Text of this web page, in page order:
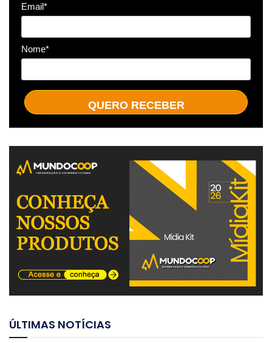
Email*
Nome*
QUERO RECEBER
ÚLTIMAS NOTÍCIAS